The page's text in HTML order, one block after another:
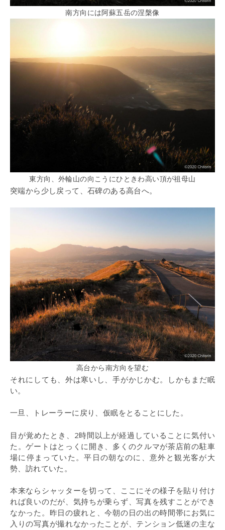
南方向には阿蘇五岳の涅槃像
東方向、外輪山の向こうにひときわ高い頂が祖母山
突端から少し戻って、石碑のある高台へ。
高台から南方向を望む
それにしても、外は寒いし、手がかじかむ。しかもまだ眠
い。
一旦、トレーラーに戻り、仮眠をとることにした。
目が覚めたとき、2時間以上が経過していることに気付い
た。ゲートはとっくに開き、多くのクルマが茶店前の駐車
場に停まっていた。平日の朝なのに、意外と観光客が大
勢、訪れていた。
本来ならシャッターを切って、ここにその様子を貼り付け
れば良いのだが、気持ちが乗らず、写真を残すことができ
なかった。昨日の疲れと、今朝の日の出の時間帯にお気に
入りの写真が撮れなかったことが、テンション低迷の主な